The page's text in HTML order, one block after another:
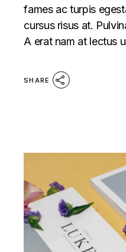
fames ac turpis
cursus risus at.
A erat nam at lectus
SHARE